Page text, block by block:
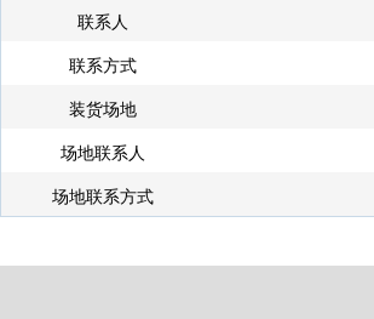
联系人
联系方式
装货场地
场地联系人
场地联系方式